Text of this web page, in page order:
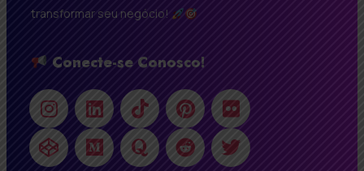
transformar seu negócio!
Conecte-se Conosco!